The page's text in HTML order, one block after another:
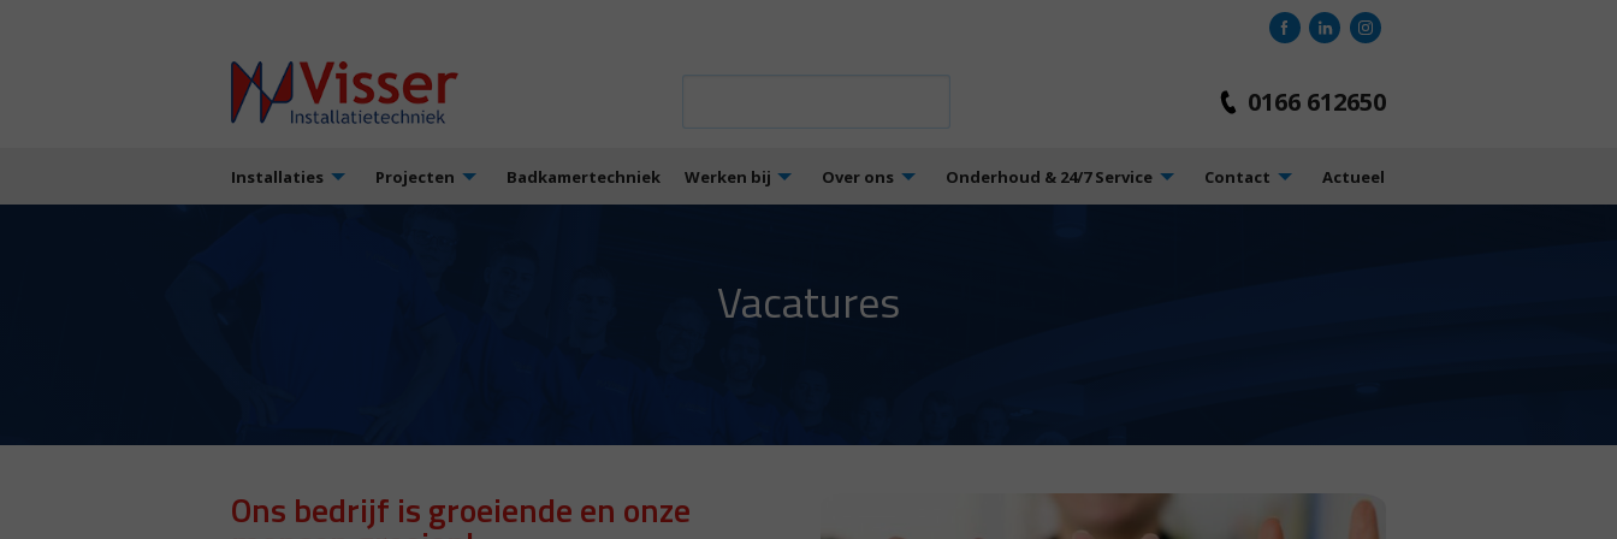
0166 612650
Installaties Projecten Badkamertechniek Werken bij Over ons Onderhoud & 24/7 Service Contact Actueel
Vacatures
Ons bedrijf is groeiende en onze